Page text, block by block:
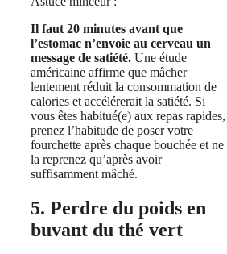
Il faut 20 minutes avant que
l’estomac n’envoie au cerveau un
message de satiété. Une étude
américaine affirme que mâcher
lentement réduit la consommation de
calories et accélérerait la satiété. Si
vous êtes habitué(e) aux repas rapides,
prenez l’habitude de poser votre
fourchette après chaque bouchée et ne
la reprenez qu’après avoir
suffisamment mâché.
5. Perdre du poids en
buvant du thé vert